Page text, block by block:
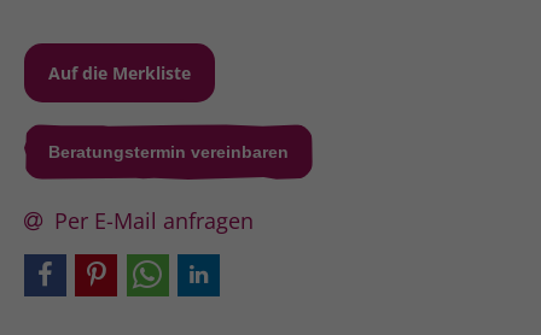
Beratungstermin vereinbaren
Per E-Mail anfragen